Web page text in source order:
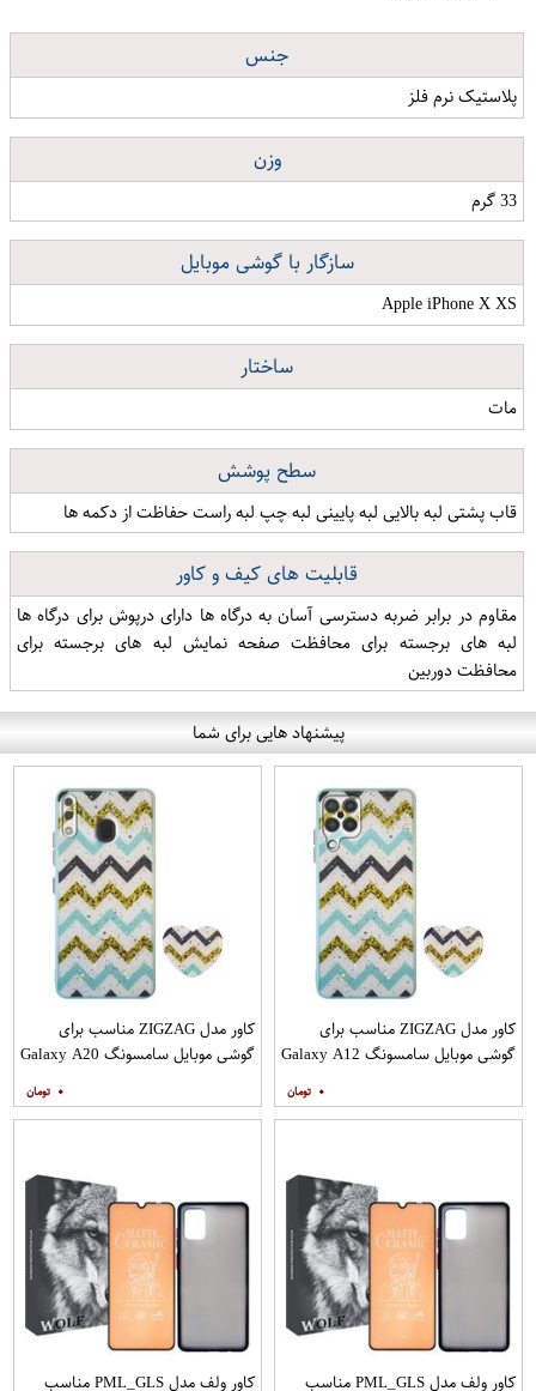
جنس
پلاستیک نرم فلز
وزن
33 گرم
سازگار با گوشی موبایل
Apple iPhone X XS
ساختار
مات
سطح پوشش
قاب پشتی لبه بالایی لبه پایینی لبه چپ لبه راست حفاظت از دکمه ها
قابلیت های کیف و کاور
مقاوم در برابر ضربه دسترسی آسان به درگاه ها دارای درپوش برای درگاه ها
لبه های برجسته برای محافظت صفحه نمایش لبه های برجسته برای
محافظت دوربین
پیشنهاد هایی برای شما
کاور مدل ZIGZAG مناسب برای
گوشی موبایل سامسونگ Galaxy A12
۰
کاور مدل ZIGZAG مناسب برای
گوشی موبایل سامسونگ Galaxy A20
۰
کاور ولف مدل PML_GLS مناسب کاور ولف مدل PML_GLS مناسب